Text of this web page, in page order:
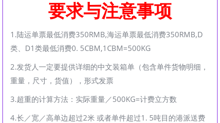
要求与注意事项
1.陆运单票最低消费350RMB,海运单票最低消费350RMB,D
类、D1类最低消费0. 5CBM,1CBM=500KG
2.发货人一定要提供详细的中文装箱单（包含单件货物明细，
重量，尺寸，货值），形式发票
3.超重的计算方法：实际重量／500KG=计费立方数
4.长／宽／高单边超过2米 或者单件超过1. 5吨目的港派送费